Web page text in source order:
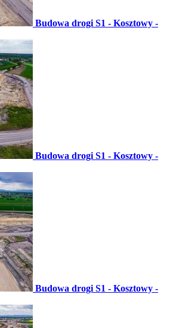
Budowa drogi S1 - Kosztowy -
Budowa drogi S1 - Kosztowy -
Budowa drogi S1 - Kosztowy -